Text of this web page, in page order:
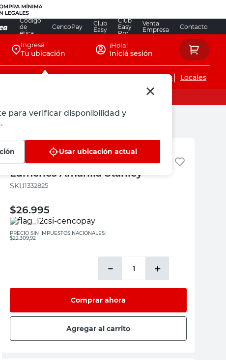
Código
de
ética
CencoPay
Club
Easy
Club
Easy
Pro
Venta
Empresa
Contacto
Ingresá
Tu ubicación
para verificar disponibilidad y
Usar ubicación actual
¡Hola!
Iniciá sesión
Servicios de instalaciones Locales
Stanley
Linterna Frontal Led 180
Lúmenes Amarilla Stanley
:1332825
$26.995
PRECIO SIN IMPUESTOS NACIONALES:
$22.309,92
＋
－
Comprar ahora
Agregar al carrito